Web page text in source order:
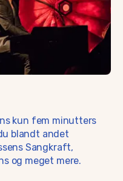
kun fem minutters
blandt andet
Sangkraft,
og meget mere.